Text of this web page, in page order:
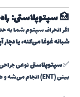
🏥سپتوپلاستی:
اگر انحراف سپتوم شما به
شبانه غوغا می‌کنه، یا دچار
✅سپتوپلاستینوعی
بینی (ENT) انجام می‌شه و طی اون: